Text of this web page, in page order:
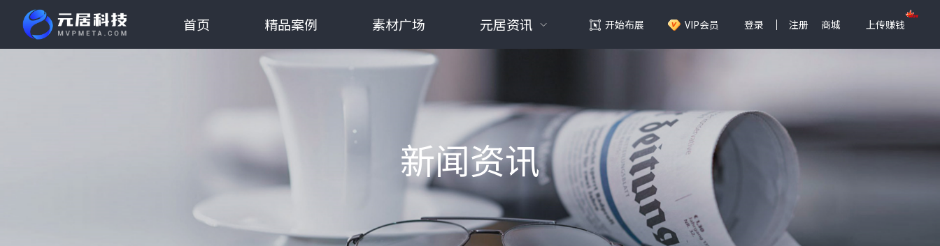
首页 精品案例 素材广场 元居资讯 开始布展 VIP会员 登录 注册 商城 上传赚钱
新闻资讯